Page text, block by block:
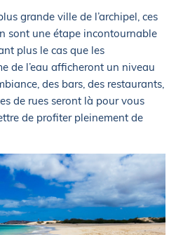
grande ville de l’archipel, ces
sont une étape incontournable
plus le cas que les
de l’eau afficheront un niveau
des bars, des restaurants,
de rues seront là pour vous
de profiter pleinement de